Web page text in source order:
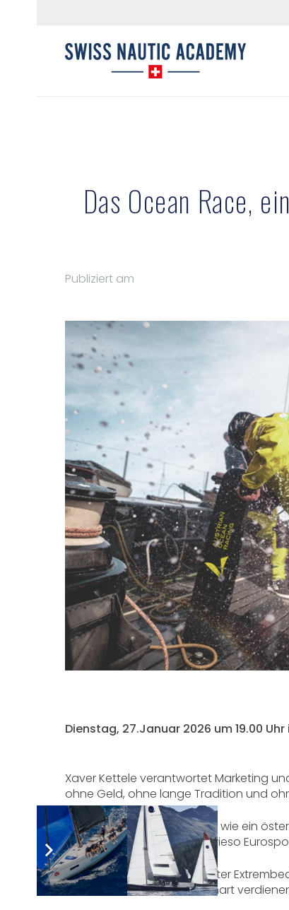
Das Ocean Race,
Publiziert am
Dienstag, 27.Januar 2026 um 19.00
Xaver Kettele verantwortet Marketing
ohne Geld, ohne lange Tradition und
In seinem Vortrag erzählt er, wie ein
trotzdem mitziehen – und wieso
Er spricht über Marketing unter
Sturm am Ruder zu stehen hart